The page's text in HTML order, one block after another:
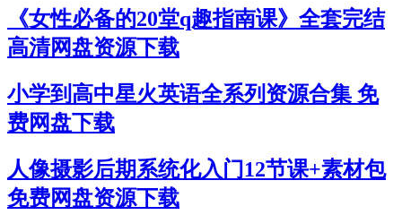
《女性必备的20堂q趣指南课》全套完结
高清网盘资源下载
小学到高中星火英语全系列资源合集 免
费网盘下载
人像摄影后期系统化入门12节课+素材包
免费网盘资源下载